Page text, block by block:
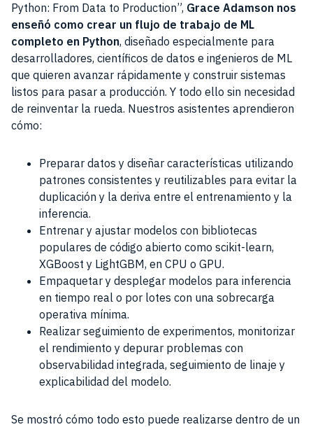
Python: From Data to Production”, Grace Adamson nos
enseñó como crear un flujo de trabajo de ML
completo en Python, diseñado especialmente para
desarrolladores, científicos de datos e ingenieros de ML
que quieren avanzar rápidamente y construir sistemas
listos para pasar a producción. Y todo ello sin necesidad
de reinventar la rueda. Nuestros asistentes aprendieron
cómo:
Preparar datos y diseñar características utilizando
patrones consistentes y reutilizables para evitar la
duplicación y la deriva entre el entrenamiento y la
inferencia.
Entrenar y ajustar modelos con bibliotecas
populares de código abierto como scikit-learn,
XGBoost y LightGBM, en CPU o GPU.
Empaquetar y desplegar modelos para inferencia
en tiempo real o por lotes con una sobrecarga
operativa mínima.
Realizar seguimiento de experimentos, monitorizar
el rendimiento y depurar problemas con
observabilidad integrada, seguimiento de linaje y
explicabilidad del modelo.
Se mostró cómo todo esto puede realizarse dentro de un